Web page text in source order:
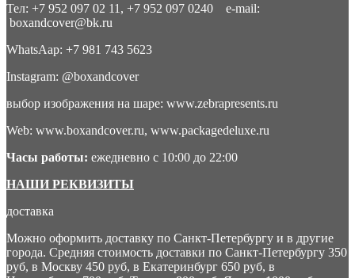
Тел: +7 952 097 02 11, +7 952 097 0240 e-mail:
boxandcover@bk.ru
WhatsAap: +7 981 743 5623
Instagram: @boxandcover
выбор изображения на шаре: www.zebrapresents.ru
Web: www.boxandcover.ru, www.packagedeluxe.ru
Часы работы: ежедневно с 10:00 до 22:00
НАШИ РЕКВИЗИТЫ
доставка
Можно оформить доставку по Санкт-Петербургу и в другие
города. Средняя стоимость доставки по Санкт-Петербургу 350
руб, в Москву 450 руб, в Екатеринбург 650 руб, в